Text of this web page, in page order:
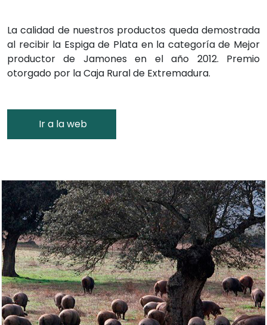
La calidad de nuestros productos queda demostrada
al recibir la Espiga de Plata en la categoría de Mejor
productor de Jamones en el año 2012. Premio
otorgado por la Caja Rural de Extremadura.
Ir a la web